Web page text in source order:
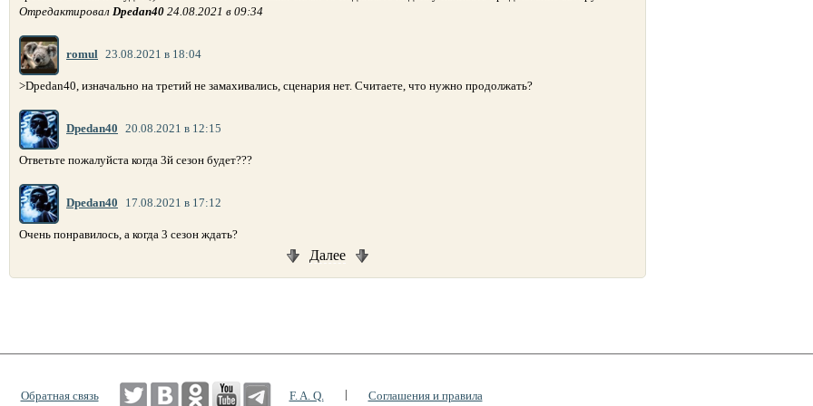
Отредактировал Dpedan40 24.08.2021 в 09:34
romul 23.08.2021 в 18:04
>Dpedan40, изначально на третий не замахивались, сценария нет. Считаете, что нужно продолжать?
Dpedan40 20.08.2021 в 12:15
Ответьте пожалуйста когда 3й сезон будет???
Dpedan40 17.08.2021 в 17:12
Очень понравилось, а когда 3 сезон ждать?
Далее
Обратная связь F. A. Q. | Соглашения и правила